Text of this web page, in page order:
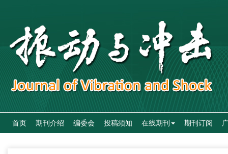
首页 期刊介绍 编委会 投稿须知 在线期刊 期刊订阅